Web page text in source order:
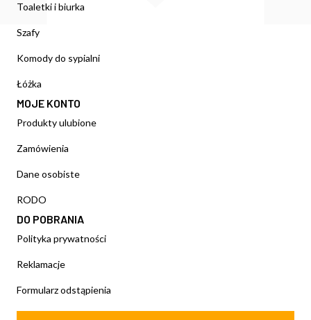
Toaletki i biurka
Szafy
Komody do sypialni
Łóżka
MOJE KONTO
Produkty ulubione
Zamówienia
Dane osobiste
RODO
DO POBRANIA
Polityka prywatności
Reklamacje
Formularz odstąpienia